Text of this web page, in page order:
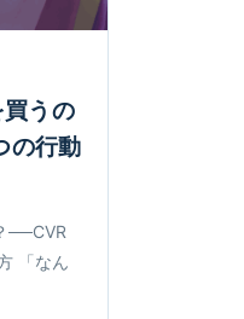
買うの
の行動
──CVR